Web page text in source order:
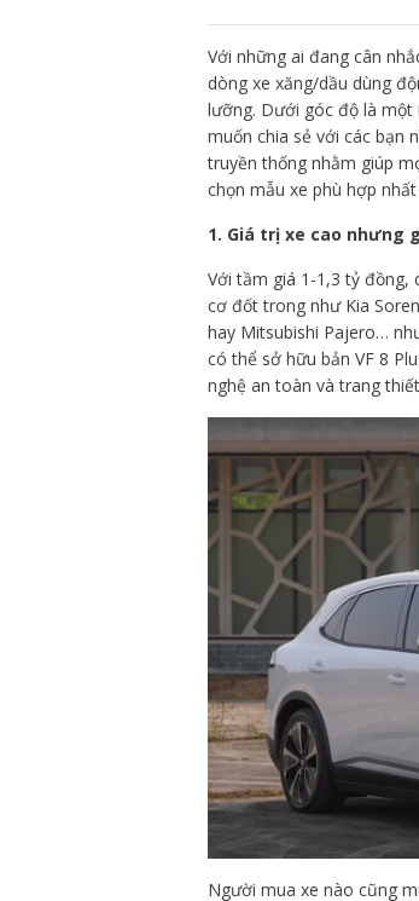
Với những ai đang cân
dòng xe xăng/dầu dùng
lưỡng. Dưới góc độ là một
muốn chia sẻ với các bạn
truyền thống nhằm giúp
chọn mẫu xe phù hợp
1. Giá trị xe cao nhưng
Với tầm giá 1-1,3 tỷ đồng,
cơ đốt trong như Kia
hay Mitsubishi Pajero…
có thể sở hữu bản VF 8
nghệ an toàn và trang
Người mua xe nào cũng